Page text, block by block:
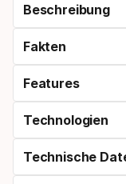
Beschreibung
Fakten
Features
Technologien
Technische